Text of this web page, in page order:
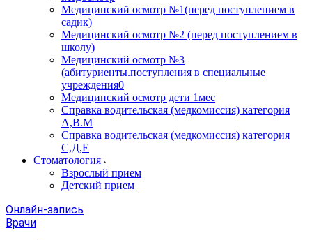
Медицинский осмотр №1(перед поступлением в
садик)
Медицинский осмотр №2 (перед поступлением в
школу)
Медицинский осмотр №3
(абитуриенты.поступления в специальные
учреждения0
Медицинский осмотр дети 1мес
Справка водительская (медкомиссия) категория
А,В.М
Справка водительская (медкомиссия) категория
С,Д,Е
Стоматология
Взрослый прием
Детский прием
Онлайн-запись
Врачи